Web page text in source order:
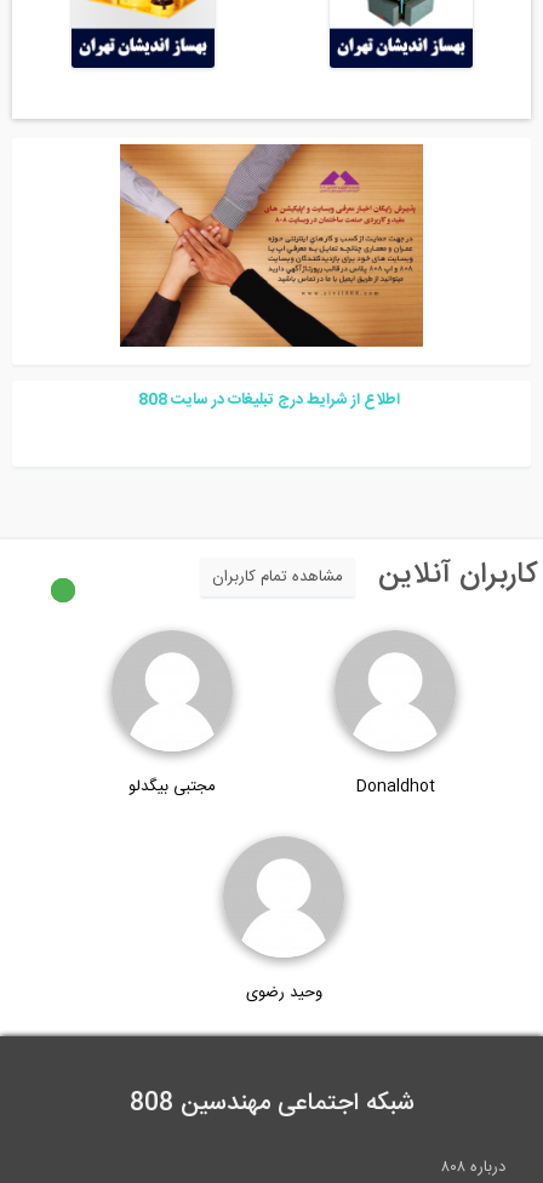
اطلاع از شرایط درج تبلیغات در سایت 808
آنلاین مشاهده تمام کاربران
Donaldhot مجتبی بیگدلو
وحید رضوی
شبکه اجتماعی مهندسین 808
درباره ۸۰۸